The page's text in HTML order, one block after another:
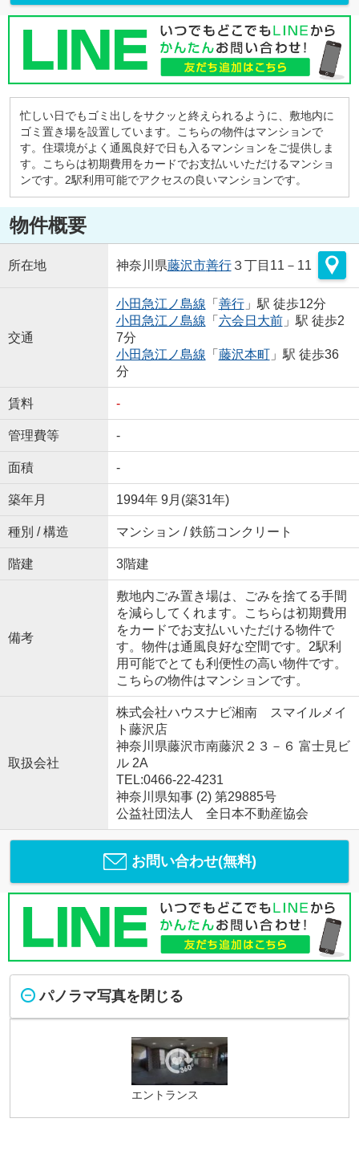
忙しい日でもゴミ出しをサクッと終えられるように、敷地内に
ゴミ置き場を設置しています。こちらの物件はマンションで
す。住環境がよく通風良好で日も入るマンションをご提供しま
す。こちらは初期費用をカードでお支払いいただけるマンショ
ンです。2駅利用可能でアクセスの良いマンションです。
物件概要
所在地 神奈川県藤沢市善行３丁目11－11
交通
小田急江ノ島線 「 善行」駅 徒歩12分
小田急江ノ島線 「 六会日大前」駅 徒歩2
7分
小田急江ノ島線 「 藤沢本町」駅 徒歩36
分
賃料 -
管理費等 -
面積 -
築年月 1994年 9月(築31年)
種別 / 構造 マンション / 鉄筋コンクリート
階建 3階建
備考
敷地内ごみ置き場は、ごみを捨てる手間
を減らしてくれます。こちらは初期費用
をカードでお支払いいただける物件で
す。物件は通風良好な空間です。2駅利
用可能でとても利便性の高い物件です。
こちらの物件はマンションです。
取扱会社
株式会社ハウスナビ湘南 スマイルメイ
ト藤沢店
神奈川県藤沢市南藤沢２３－６ 富士見ビ
ル 2A
TEL:0466-22-4231
神奈川県知事 (2) 第29885号
公益社団法人 全日本不動産協会
お問い合わせ(無料)
パノラマ写真を閉じる
エントランス